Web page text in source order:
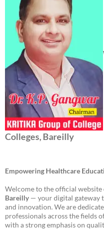
Colleges, Bareilly
Empowering Healthcare
Welcome to the official website
Bareilly — your digital gateway
and innovation. We are
professionals across the fields
with a strong emphasis on